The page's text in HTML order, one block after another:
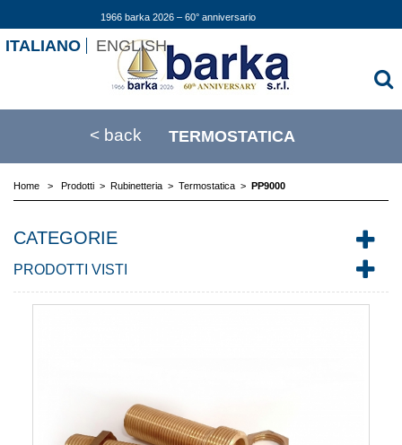
1966 barka 2026 – 60° anniversario
ITALIANO ENGLISH
< back TERMOSTATICA
Home > Prodotti > Rubinetteria > Termostatica > PP9000
CATEGORIE
PRODOTTI VISTI